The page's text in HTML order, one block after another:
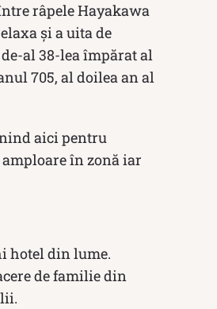
râpele Hayakawa
și a uita de
al 38-lea împărat al
705, al doilea an al
aici pentru
în zonă iar
hotel din lume.
de familie din